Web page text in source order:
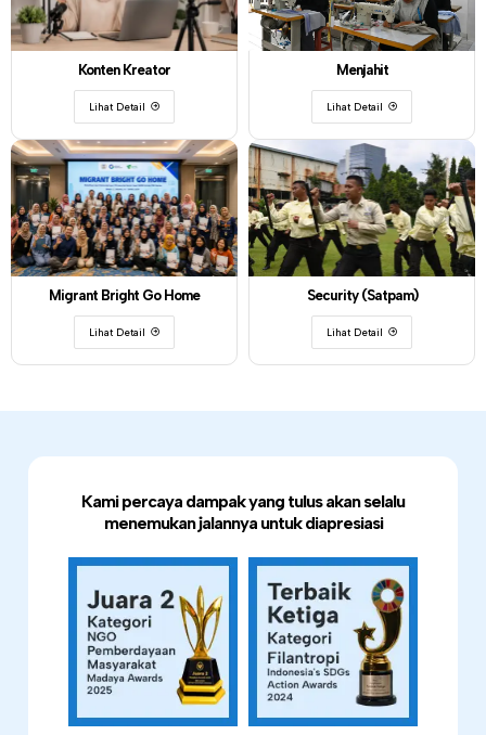
Konten Kreator
Lihat Detail
Menjahit
Lihat Detail
Migrant Bright Go Home
Lihat Detail
Security (Satpam)
Lihat Detail
Kami percaya dampak yang tulus akan selalu
menemukan jalannya untuk diapresiasi